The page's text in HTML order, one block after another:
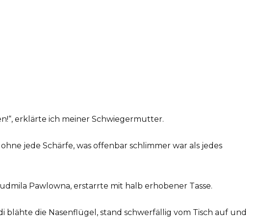
erklärte ich meiner Schwiegermutter.
jede Schärfe, was offenbar schlimmer war als jedes
Pawlowna, erstarrte mit halb erhobener Tasse.
blähte die Nasenflügel, stand schwerfällig vom Tisch auf und